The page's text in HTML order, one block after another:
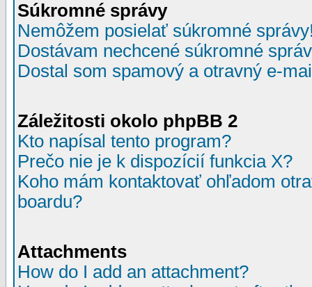
Súkromné správy
Nemôžem posielať súkromné
Dostávam nechcené súkromné
Dostal som spamový a otravný e-
Záležitosti okolo phpBB 2
Kto napísal tento program?
Prečo nie je k dispozícií funkcia X?
Koho mám kontaktovať ohľadom
boardu?
Attachments
How do I add an attachment?